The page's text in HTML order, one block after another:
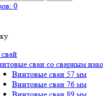
0
сваи со сварным
Винтовые сваи 57 мм
Винтовые сваи 76 мм